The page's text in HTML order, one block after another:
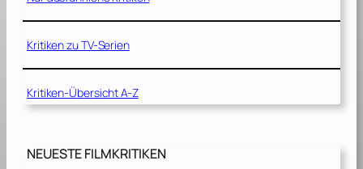
:
T
h
m
a
c
Kritiken zu TV-Serien
Kritiken-Übersicht A-Z
NEUESTE FILMKRITIKEN